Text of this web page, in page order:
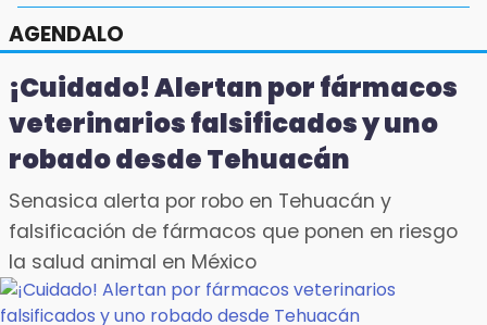
Gestas de capitán
AGENDALO
¡Cuidado! Alertan por fármacos
veterinarios falsificados y uno
robado desde Tehuacán
Senasica alerta por robo en Tehuacán y
falsificación de fármacos que ponen en riesgo
la salud animal en México